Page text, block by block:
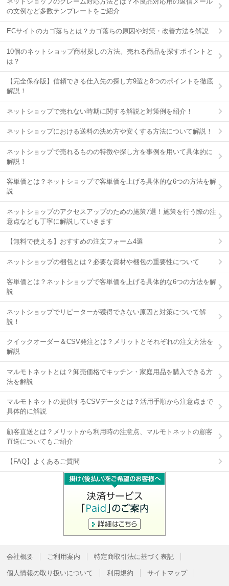
の文例など多数テンプレートをご紹介
ECサイトのカゴ落ちとは？カゴ落ちの原因や対策・改善方法を解説
10個のネットショップ商材探しの方法。売れる商品を探すポイントと
は？
【完全保存版】信頼できる仕入先の探し方9選と8つのポイントを徹底
解説！
ネットショップで売れない時期に関する解説と対策例を紹介！
ネットショップにおける送料の決め方や安くする方法について解説！
ネットショップで売れるものの特徴や探し方を事例を用いて具体的に
解説！
客単価とは？ネットショップで客単価を上げる具体的な6つの方法を解
説
ネットショップのアクセスアップのための施策7選！施策を行う際の注
意点なども丁寧に解説していきます
【無料で使える】おすすめの注文フォーム4選
ネットショップの梱包とは？必要な資材や梱包の重要性について
客単価とは？ネットショップで客単価を上げる具体的な6つの方法を解
説
ネットショップでリピーターが獲得できない原因と対策について解
説！
クイックオーダー＆CSV発注とは？メリットとそれぞれの注文方法を
解説
マルモトネットとは？卸売価格でキッチン・家庭用品を購入できる方
法を解説
マルモトネットの提供するCSVデータとは？活用手順から注意点まで
具体的に解説
顧客直送とは？メリットから利用時の注意点、マルモトネットの顧客
直送についてもご紹介
【FAQ】よくあるご質問
会社概要 ご利用案内 特定商取引法に基づく表記
個人情報の取り扱いについて 利用規約 サイトマップ